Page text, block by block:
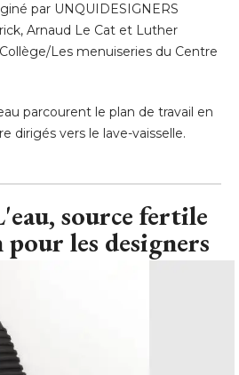
par UNQUIDESIGNERS
Arnaud Le Cat et Luther
Les menuiseries du Centre
parcourent le plan de travail en
dirigés vers le lave-vaisselle.
source fertile
les designers